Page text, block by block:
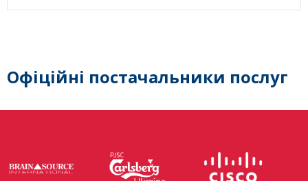
Офіційні постачальники послуг